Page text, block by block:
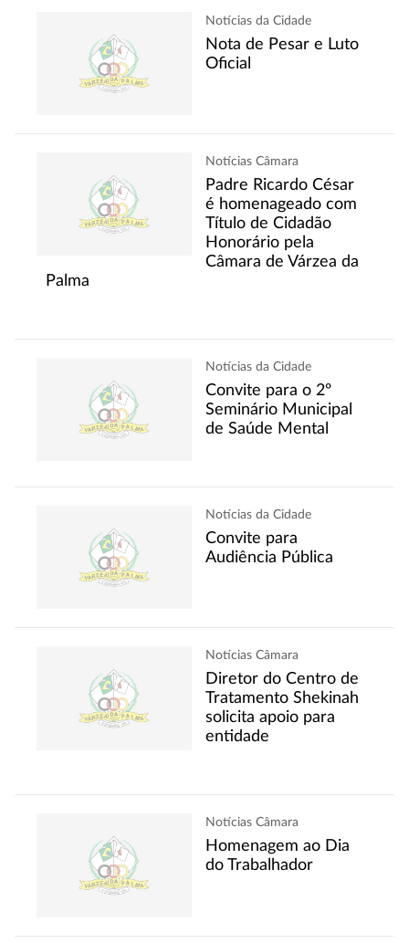
Notícias da Cidade
Nota de Pesar e Luto
Oficial
Notícias Câmara
Padre Ricardo César
é homenageado com
Título de Cidadão
Honorário pela
Câmara de Várzea da
Palma
Notícias da Cidade
Convite para o 2º
Seminário Municipal
de Saúde Mental
Notícias da Cidade
Convite para
Audiência Pública
Notícias Câmara
Diretor do Centro de
Tratamento Shekinah
solicita apoio para
entidade
Notícias Câmara
Homenagem ao Dia
do Trabalhador